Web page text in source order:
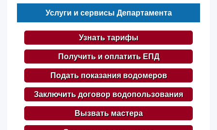
Услуги и сервисы Департамента
Узнать тарифы
Получить и оплатить ЕПД
Подать показания водомеров
Заключить договор водопользования
Вызвать мастера